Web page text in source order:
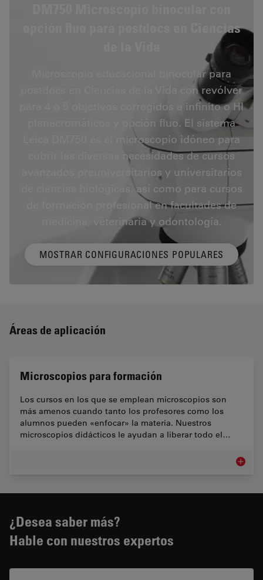
opción fluo para postdocs en Ciencias
Microscopio educacional binocular para
postdocs en Ciencias de la Vida con revólver
para 4 o 5 objetivos corregidos a infinito o HI
planacromáticos y opción fluo. El sistema
Leica DM750 es el microscopio idóneo para
cubrir las diversas necesidades de cursos
avanzados preuniversitarios y universitarios
de ciencias biológicas, así como para cursos
de formación profesional en facultades de
medicina, veterinaria y odontología.
MOSTRAR CONFIGURACIONES POPULARES
Áreas de aplicación
Microscopios para formación
Los cursos en los que se emplean microscopios son
más amenos cuando tanto los profesores como los
alumnos pueden «enfocar» la materia. Nuestros
microscopios didácticos le ayudan a liberar todo el…
¿Desea saber más?
Hable con nuestros expertos